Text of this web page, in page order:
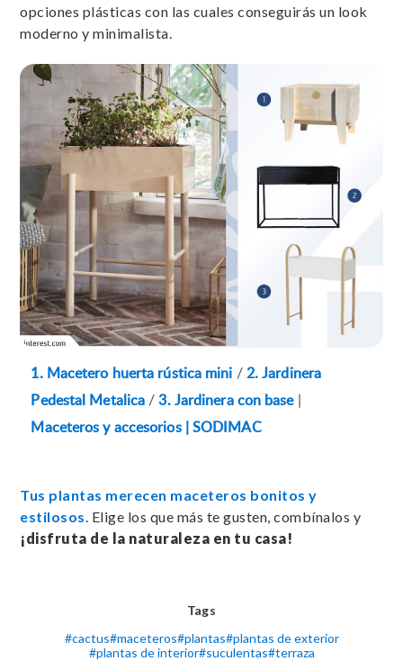
opciones plásticas con las cuales conseguirás un look
moderno y minimalista.
1. Macetero huerta rústica mini / 2. Jardinera
Pedestal Metalica /3. Jardinera con base|
Maceteros y accesorios | SODIMAC
Tus plantas merecen maceteros bonitos y
estilosos. Elige los que más te gusten, combínalos y
¡disfruta de la naturaleza en tu casa!
Tags
#cactus#maceteros#plantas#plantas de exterior
#plantas de interior#suculentas#terraza